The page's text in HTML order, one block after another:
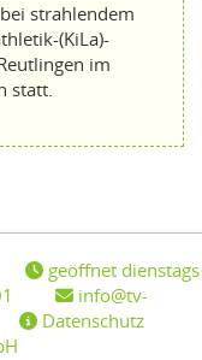
strahlendem
(KiLa)-
im
statt.
geöffnet dienstags
info@tv-
Datenschutz